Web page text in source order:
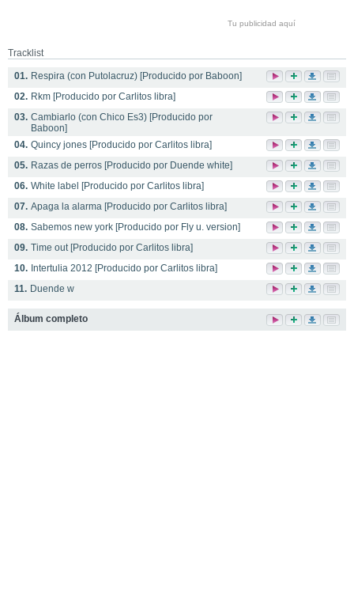
Tu publicidad aquí
Tracklist
01. Respira (con Putolacruz) [Producido por Baboon]
02. Rkm [Producido por Carlitos libra]
03. Cambiarlo (con Chico Es3) [Producido por
Baboon]
04. Quincy jones [Producido por Carlitos libra]
05. Razas de perros [Producido por Duende white]
06. White label [Producido por Carlitos libra]
07. Apaga la alarma [Producido por Carlitos libra]
08. Sabemos new york [Producido por Fly u. version]
09. Time out [Producido por Carlitos libra]
10. Intertulia 2012 [Producido por Carlitos libra]
11. Duende w
Álbum completo